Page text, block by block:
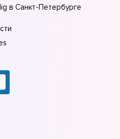
в Санкт-Петербурге